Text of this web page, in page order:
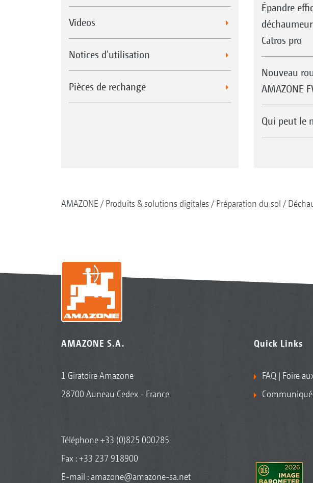
Videos
Notices d'utilisation
Pièces de rechange
Épandre
Catros pro
Nouveau
AMAZONE
Qui peut le
AMAZONE Produits & solutions digitales Préparation du sol
AMAZONE S.A.
1 Giratoire Amazone
28700 Auneau Cedex - France
Téléphone+33 (0)825 000285
Fax : +33 237 918900
E-mail : amazone@amazone-sa.net
Quick Links
FAQ | Foire